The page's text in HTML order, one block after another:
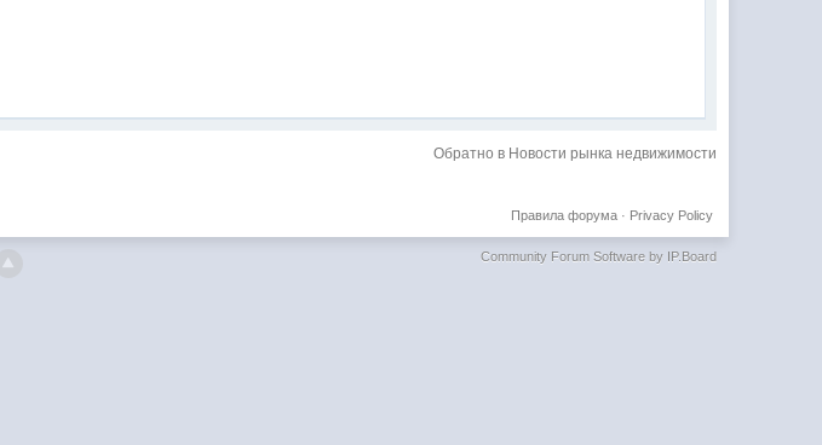
Обратно в Новости рынка недвижимости
Privacy Policy
Правила форума·
Community Forum Software by IP.Board